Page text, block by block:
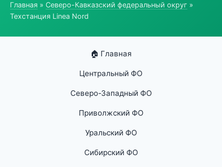
Главная » Северо-Кавказский федеральный округ »
Техстанция Linea Nord
🏠 Главная
Центральный ФО
Северо-Западный ФО
Приволжский ФО
Уральский ФО
Сибирский ФО